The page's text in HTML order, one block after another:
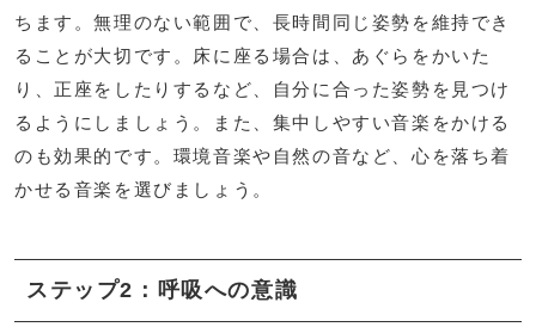
ちます。無理のない範囲で、長時間同じ姿勢を維持でき
ることが大切です。床に座る場合は、あぐらをかいた
り、正座をしたりするなど、自分に合った姿勢を見つけ
るようにしましょう。また、集中しやすい音楽をかける
のも効果的です。環境音楽や自然の音など、心を落ち着
かせる音楽を選びましょう。
ステップ2：呼吸への意識